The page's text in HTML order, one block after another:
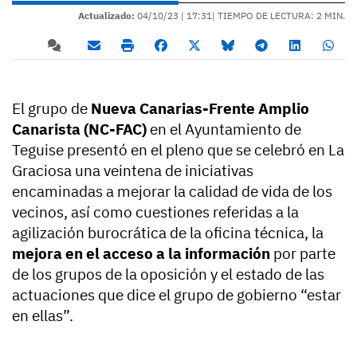
Actualizado: 04/10/23 | 17:31| TIEMPO DE LECTURA: 2 MIN.
El grupo de Nueva Canarias-Frente Amplio
Canarista (NC-FAC) en el Ayuntamiento de
Teguise presentó en el pleno que se celebró en La
Graciosa una veintena de iniciativas
encaminadas a mejorar la calidad de vida de los
vecinos, así como cuestiones referidas a la
agilización burocrática de la oficina técnica, la
mejora en el acceso a la información por parte
de los grupos de la oposición y el estado de las
actuaciones que dice el grupo de gobierno “estar
en ellas”.